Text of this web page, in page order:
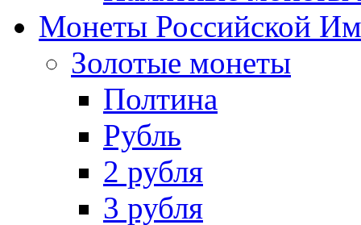
Монеты Российской
Золотые монеты
Полтина
Рубль
2 рубля
3 рубля